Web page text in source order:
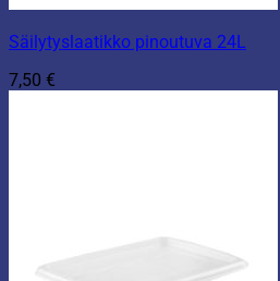
Säilytyslaatikko pinoutuva 24L
7,50 €